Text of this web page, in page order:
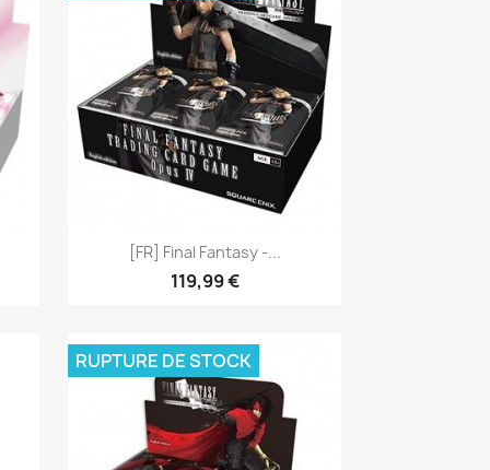
[FR] Final Fantasy -...
119,99 €
Aperçu rapide
RUPTURE DE STOCK